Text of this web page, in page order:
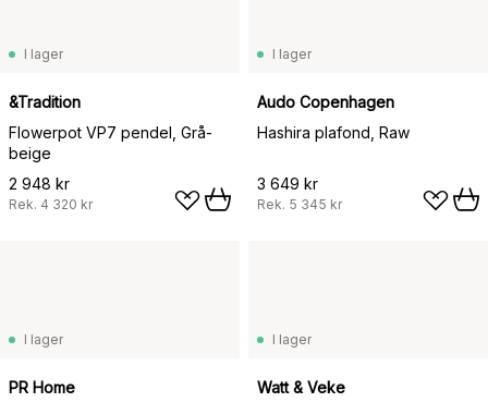
I lager
&Tradition
Flowerpot VP7 pendel, Grå-
beige
2 948 kr
Rek. 4 320 kr
I lager
Audo Copenhagen
Hashira plafond, Raw
3 649 kr
Rek. 5 345 kr
I lager
PR Home
I lager
Watt & Veke